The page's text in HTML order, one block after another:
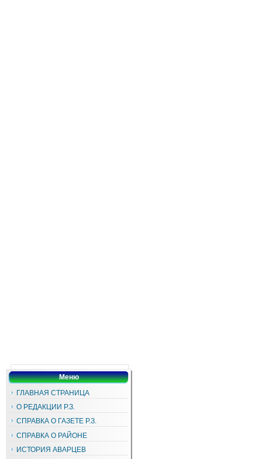
Меню
ГЛАВНАЯ СТРАНИЦА
О РЕДАКЦИИ Р.З.
СПРАВКА О ГАЗЕТЕ Р.З.
СПРАВКА О РАЙОНЕ
ИСТОРИЯ АВАРЦЕВ